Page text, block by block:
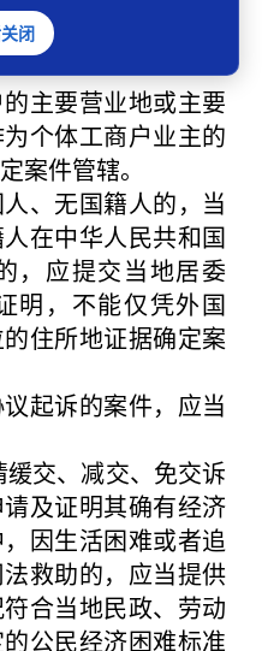
载的地址为公民经
主要营业地或主要
个体工商户业主的
案件管辖。
、无国籍人的，当
在中华人民共和国
，应提交当地居委
明，不能仅凭外国
住所地证据确定案
起诉的案件，应当
交、减交、免交诉
及证明其确有经济
因生活困难或者追
救助的，应当提供
合当地民政、劳动
公民经济困难标准
闭